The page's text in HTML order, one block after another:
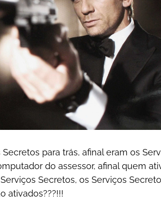
para trás, afinal eram os
do assessor, afinal quem
Secretos, os Serviços
ativados???!!!